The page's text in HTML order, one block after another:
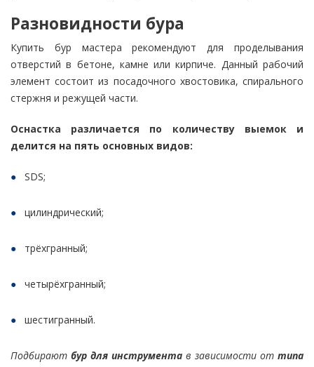
Разновидности бура
Купить бур мастера рекомендуют для проделывания
отверстий в бетоне, камне или кирпиче. Данный рабочий
элемент состоит из посадочного хвостовика, спирального
стержня и режущей части.
Оснастка различается по количеству выемок и
делится на пять основных видов:
SDS;
цилиндрический;
трёхгранный;
четырёхгранный;
шестигранный.
Подбирают бур для инструмента в зависимости от типа